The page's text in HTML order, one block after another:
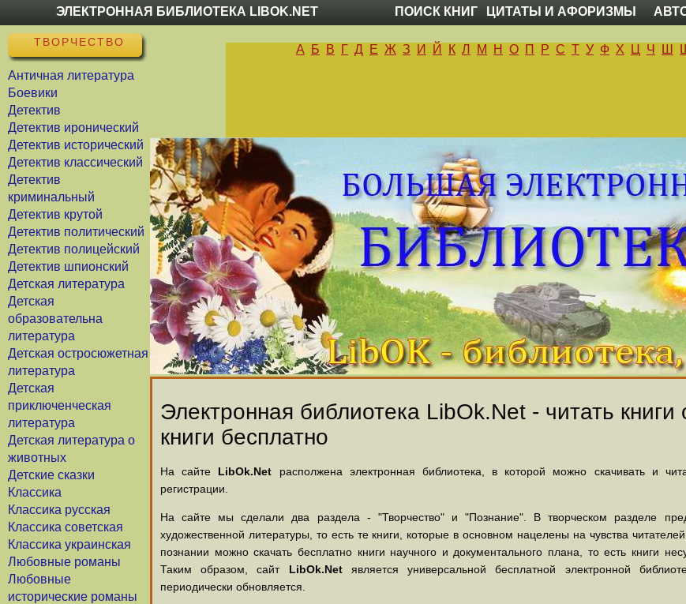
ЭЛЕКТРОННАЯ БИБЛИОТЕКА LIBOK.NET ПОИСК КНИГ ЦИТАТЫ И АФОРИЗМЫ
ТВОРЧЕСТВО
Античная литература
Боевики
Детектив
Детектив иронический
Детектив исторический
Детектив классический
Детектив
криминальный
Детектив крутой
Детектив политический
Детектив полицейский
Детектив шпионский
Детская литература
Детская
образовательна
литература
Детская остросюжетная
литература
Детская
приключенческая
литература
Детская литература о
животных
Детские сказки
Классика
Классика русская
Классика советская
Классика украинская
Любовные романы
Любовные
исторические романы
А Б В Г Д Е Ж З И Й К Л М Н О П Р С Т У Ф Х Ц Ч Ш Щ
Электронная библиотека LibOk.Net - читать книги
книги бесплатно
На сайте LibOk.Net располжена электронная библиотека, в которой можно скачивать и
регистрации.
На сайте мы сделали два раздела - "Творчество" и "Познание". В творческом разделе
художественной литературы, то есть те книги, которые в основном нацелены на чувства
познании можно скачать бесплатно книги научного и документального плана, то есть книги
Таким образом, сайт LibOk.Netявляется универсальной бесплатной электронной
периодически обновляется.